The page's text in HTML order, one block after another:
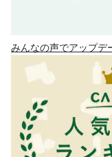
みんなの声でアップデ